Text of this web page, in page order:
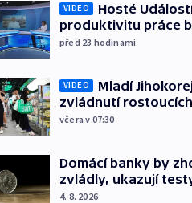
VIDEO
Hosté
produktivitu práce
před 23 hodinami
VIDEO
Mladí
zvládnutí
včera v 07:30
Domácí banky by
zvládly, ukazují
4. 8. 2026